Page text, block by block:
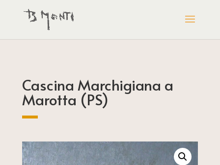
Cascina Marchigiana a
Marotta (PS)